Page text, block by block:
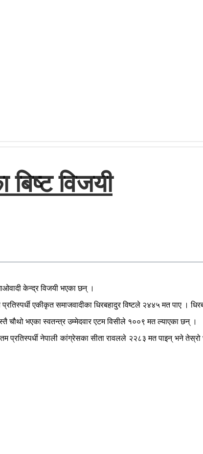
विजयी
केन्द्र विजयी भएका छन् ।
एकीकृत समाजवादीका धिरबहादुर विष्टले २४४५ मत पाए ।
भएका स्वतन्त्र उम्मेदवार एटम विसीले १००९ मत ल्याएका छन् ।
नेपाली कांग्रेसका सीता रावलले २२८३ मत पाइन् भने